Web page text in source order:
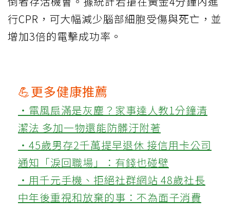
行CPR，可大幅減少腦部細胞受傷與死亡，並
增加3倍的電擊成功率。
💪更多健康推薦
‧電風扇滿是灰塵？家事達人教1分鐘清
潔法 多加一物還能防髒汙附著
‧45歲男存2千萬提早退休 接信用卡公司
通知「淚回職場」：有錢也碰壁
‧用千元手機、拒絕社群網站 48歲社長
中年後重視和放棄的事：不為面子消費